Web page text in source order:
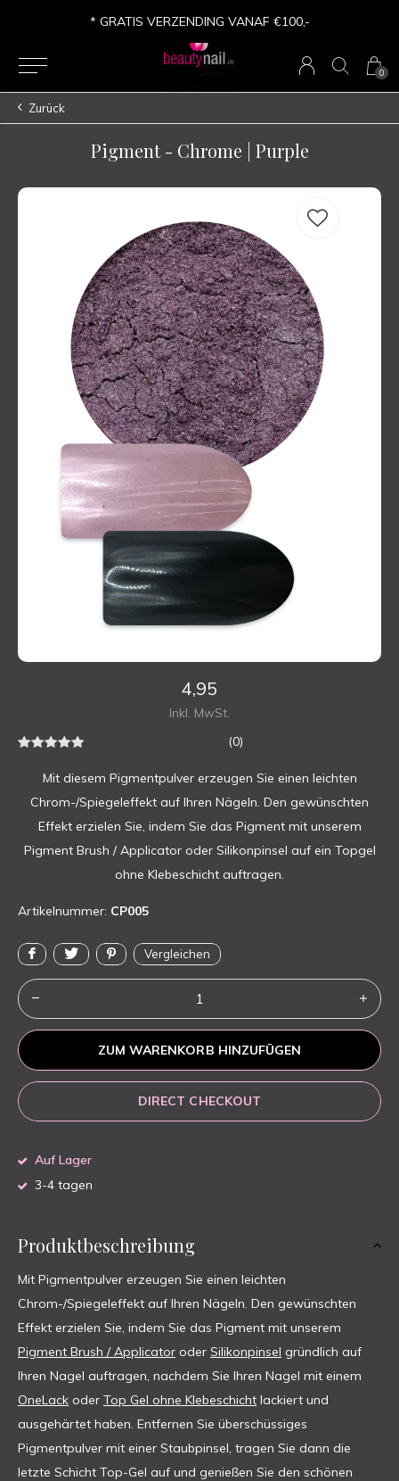
0
* GRATIS VERZENDING VANAF €100,-
Zurück
Pigment - Chrome | Purple
4,95
Inkl. MwSt.
(0)
Mit diesem Pigmentpulver erzeugen Sie einen leichten
Chrom-/Spiegeleffekt auf Ihren Nägeln. Den gewünschten
Effekt erzielen Sie, indem Sie das Pigment mit unserem
Pigment Brush / Applicator oder Silikonpinsel auf ein Topgel
ohne Klebeschicht auftragen.
Artikelnummer: CP005
Vergleichen
ZUM WARENKORB HINZUFÜGEN
DIRECT CHECKOUT
Auf Lager
3-4 tagen
Produktbeschreibung
Mit Pigmentpulver erzeugen Sie einen leichten
Chrom-/Spiegeleffekt auf Ihren Nägeln. Den gewünschten
Effekt erzielen Sie, indem Sie das Pigment mit unserem
Pigment Brush / Applicator oder Silikonpinsel gründlich auf
Ihren Nagel auftragen, nachdem Sie Ihren Nagel mit einem
OneLack oder Top Gel ohne Klebeschicht lackiert und
ausgehärtet haben. Entfernen Sie überschüssiges
Pigmentpulver mit einer Staubpinsel, tragen Sie dann die
letzte Schicht Top-Gel auf und genießen Sie den schönen